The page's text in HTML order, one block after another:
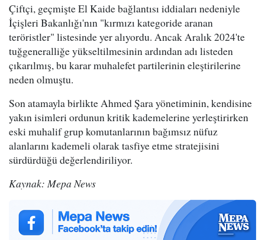
Çiftçi, geçmişte El Kaide bağlantısı iddiaları nedeniyle
İçişleri Bakanlığı'nın "kırmızı kategoride aranan
teröristler" listesinde yer alıyordu. Ancak Aralık 2024'te
tuğgeneralliğe yükseltilmesinin ardından adı listeden
çıkarılmış, bu karar muhalefet partilerinin eleştirilerine
neden olmuştu.
Son atamayla birlikte Ahmed Şara yönetiminin, kendisine
yakın isimleri ordunun kritik kademelerine yerleştirirken
eski muhalif grup komutanlarının bağımsız nüfuz
alanlarını kademeli olarak tasfiye etme stratejisini
sürdürdüğü değerlendiriliyor.
Kaynak: Mepa News